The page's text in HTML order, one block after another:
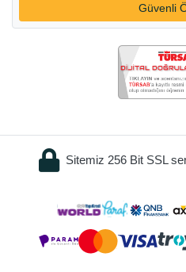
Güvenli
Sitemiz 256 Bit SSL